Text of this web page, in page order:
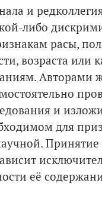
и
либо
расы,
возраста или
Авторами
и
для
Принятие
её